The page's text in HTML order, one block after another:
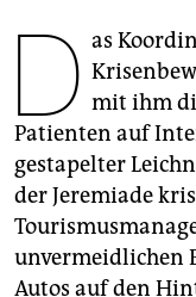
genossenschaft
epaper login
D as
mit ihm
Patienten auf
gestapelter
der Jeremiade
unvermeidlichen
Autos auf den